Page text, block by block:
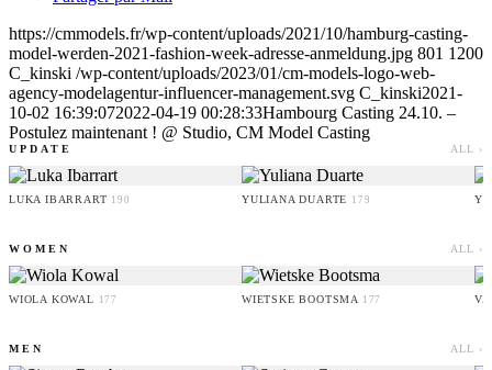
https://cmmodels.fr/wp-content/uploads/2021/10/hamburg-casting-
model-werden-2021-fashion-week-adresse-anmeldung.jpg 801 1200
C_kinski /wp-content/uploads/2023/01/cm-models-logo-web-
agency-modelagentur-influencer-management.svg C_kinski2021-
10-02 16:39:072022-04-19 00:28:33Hambourg Casting 24.10. –
Postulez maintenant ! @ Studio, CM Model Casting
UPDATE ALL ›
LUKA IBARRART 190 YULIANA DUARTE 179
WOMEN ALL ›
WIOLA KOWAL 177 WIETSKE BOOTSMA 177
MEN ALL ›